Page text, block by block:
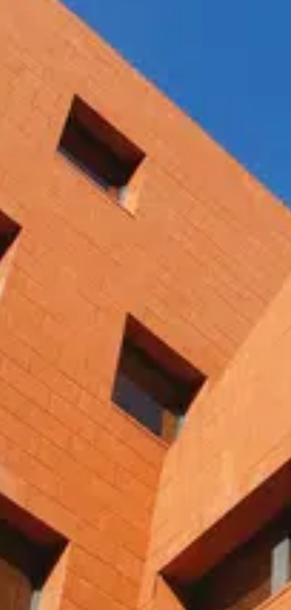
Appeler
direction, une présentation
à Lille ? Vous cherchez
vos participants ?
sur notre centre BURO
ou plus.
convivial et climatisé de 770
pouvant accueillir de 2 à
de passage, 1 salon
quartier d’affaires Euralille,
Paris, Métro et bus toutes
(Eurostar - Thalys - TGV). À 3
le centre est
par navette ou taxi. À noter,
Charles-De-Gaulle.